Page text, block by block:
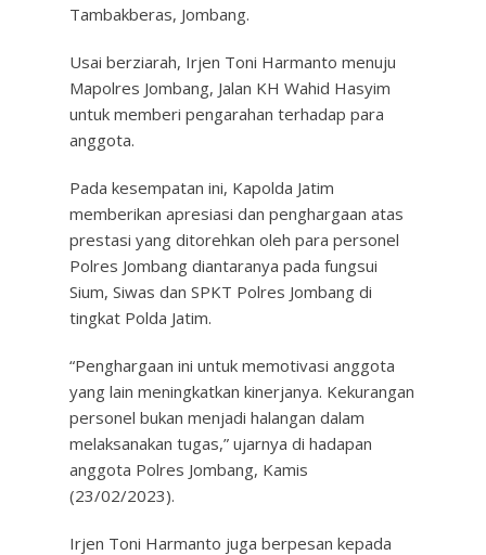
Tambakberas, Jombang.
Usai berziarah, Irjen Toni Harmanto menuju
Mapolres Jombang, Jalan KH Wahid Hasyim
untuk memberi pengarahan terhadap para
anggota.
Pada kesempatan ini, Kapolda Jatim
memberikan apresiasi dan penghargaan atas
prestasi yang ditorehkan oleh para personel
Polres Jombang diantaranya pada fungsui
Sium, Siwas dan SPKT Polres Jombang di
tingkat Polda Jatim.
“Penghargaan ini untuk memotivasi anggota
yang lain meningkatkan kinerjanya. Kekurangan
personel bukan menjadi halangan dalam
melaksanakan tugas,” ujarnya di hadapan
anggota Polres Jombang, Kamis
(23/02/2023).
Irjen Toni Harmanto juga berpesan kepada